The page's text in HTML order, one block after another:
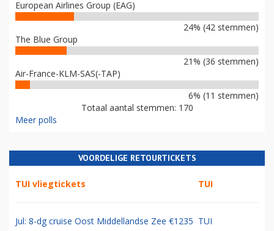
European Airlines Group (EAG)
24% (42 stemmen)
The Blue Group
21% (36 stemmen)
Air-France-KLM-SAS(-TAP)
6% (11 stemmen)
Totaal aantal stemmen: 170
Meer polls
VOORDELIGE RETOURTICKETS
TUI vliegtickets TUI
Jul: 8-dg cruise Oost Middellandse Zee €1235 TUI